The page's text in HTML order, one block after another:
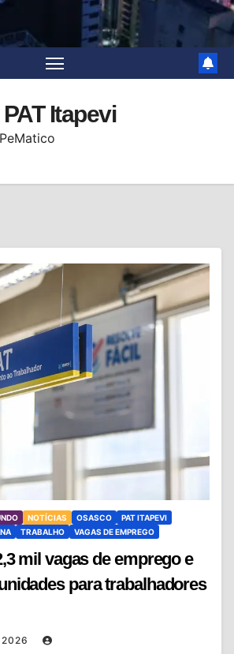
PAT Itapevi
NOTÍCIAS OSASCO
PAT ITAPEVI
TRABALHO VAGAS DE EMPREGO
mil vagas de emprego e
para trabalhadores
2026